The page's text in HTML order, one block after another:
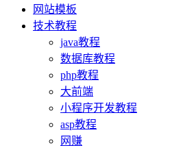
网站模板
技术教程
java教程
数据库教程
php教程
大前端
小程序开发教程
asp教程
网赚